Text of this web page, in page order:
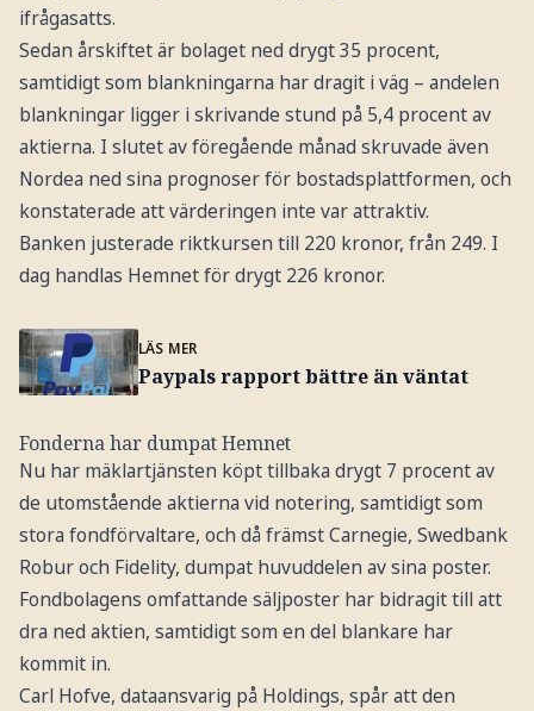
ifrågasatts.
Sedan årskiftet är bolaget ned drygt 35 procent,
samtidigt som blankningarna har dragit i väg – andelen
blankningar ligger i skrivande stund på 5,4 procent av
aktierna. I slutet av föregående månad skruvade även
Nordea ned sina prognoser för bostadsplattformen, och
konstaterade att värderingen inte var attraktiv.
Banken justerade riktkursen till 220 kronor, från 249. I
dag handlas Hemnet för drygt 226 kronor.
LÄS MER
Paypals rapport bättre än väntat
Fonderna har dumpat Hemnet
Nu har mäklartjänsten köpt tillbaka drygt 7 procent av
de utomstående aktierna vid notering, samtidigt som
stora fondförvaltare, och då främst Carnegie, Swedbank
Robur och Fidelity, dumpat huvuddelen av sina poster.
Fondbolagens omfattande säljposter har bidragit till att
dra ned aktien, samtidigt som en del blankare har
kommit in.
Carl Hofve, dataansvarig på Holdings, spår att den